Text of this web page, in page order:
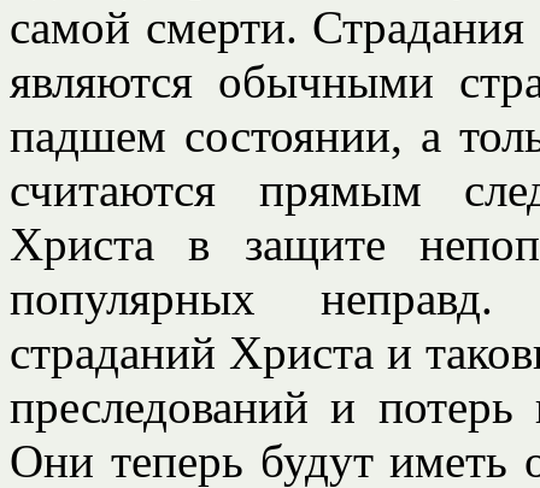
самой смерти.
являются обычными
падшем состоянии, а
считаются прямым
Христа в защите
популярных
страданий Христа и
преследований и
Они теперь будут иметь